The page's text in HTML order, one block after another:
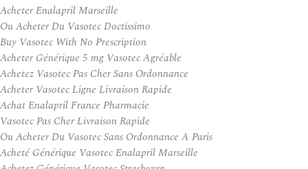
Acheter Enalapril Marseille
Ou Acheter Du Vasotec Doctissimo
Buy Vasotec With No Prescription
Acheter Générique 5 mg Vasotec Agréable
Achetez Vasotec Pas Cher Sans Ordonnance
Acheter Vasotec Ligne Livraison Rapide
Achat Enalapril France Pharmacie
Vasotec Pas Cher Livraison Rapide
Ou Acheter Du Vasotec Sans Ordonnance A Paris
Acheté Générique Vasotec Enalapril Marseille